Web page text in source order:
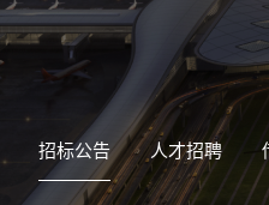
招标公告 人才招聘